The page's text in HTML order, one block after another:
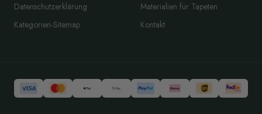
Datenschutzerklärung
Kategorien-Sitemap
Materialien für Tapeten
Kontakt